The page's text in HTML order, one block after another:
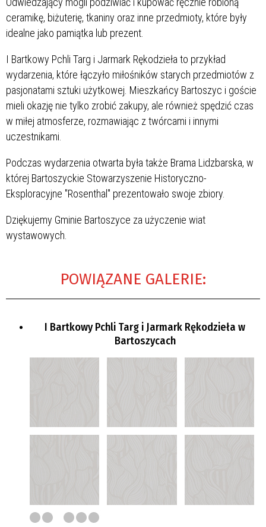
ceramikę, biżuterię, tkaniny oraz inne przedmioty, które były
idealne jako pamiątka lub prezent.
I Bartkowy Pchli Targ i Jarmark Rękodzieła to przykład
wydarzenia, które łączyło miłośników starych przedmiotów z
pasjonatami sztuki użytkowej. Mieszkańcy Bartoszyc i goście
mieli okazję nie tylko zrobić zakupy, ale również spędzić czas
w miłej atmosferze, rozmawiając z twórcami i innymi
uczestnikami.
Podczas wydarzenia otwarta była także Brama Lidzbarska, w
której Bartoszyckie Stowarzyszenie Historyczno-
Eksploracyjne "Rosenthal" prezentowało swoje zbiory.
Dziękujemy Gminie Bartoszyce za użyczenie wiat
wystawowych.
POWIĄZANE GALERIE:
I Bartkowy Pchli Targ i Jarmark Rękodzieła w
Bartoszycach